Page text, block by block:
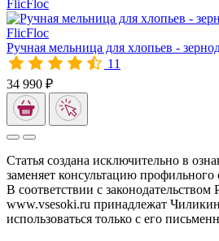
Ручная мельница для хлопьев -
11
34 990 ₽
Статья создана исключительно в
заменяет консультацию профильного
В соответствии с
www.vsesoki.ru принадлежат
использоваться только с его